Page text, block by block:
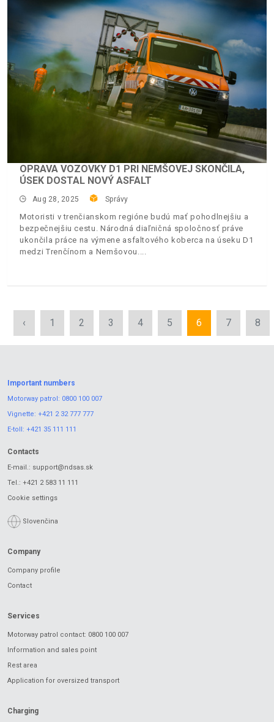
OPRAVA VOZOVKY D1 PRI NEMŠOVEJ SKONČILA,
ÚSEK DOSTAL NOVÝ ASFALT
Aug 28, 2025 Správy
Motoristi v trenčianskom regióne budú mať pohodlnejšiu a
bezpečnejšiu cestu. Národná diaľničná spoločnosť práve
ukončila práce na výmene asfaltového koberca na úseku D1
medzi Trenčínom a Nemšovou.
‹ 1 2 3 4 5 6 7 8
Important numbers
Motorway patrol: 0800 100 007
Vignette: +421 2 32 777 777
E-toll: +421 35 111 111
Contacts
E-mail.: support@ndsas.sk
Tel.: +421 2 583 11 111
Cookie settings
Slovenčina
Company
Company profile
Contact
Services
Motorway patrol contact: 0800 100 007
Information and sales point
Rest area
Application for oversized transport
Charging